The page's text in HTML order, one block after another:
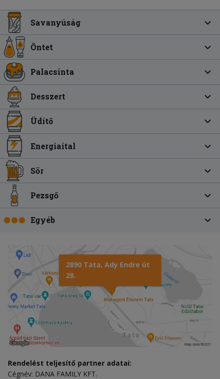
Savanyúság
Öntet
Palacsinta
Desszert
Üdítő
Energiaital
Sör
Pezsgő
Egyéb
2890 Tata, Ady Endre út
28.
Rendelést teljesítő partner adatai:
Cégnév: DANA FAMILY KFT.